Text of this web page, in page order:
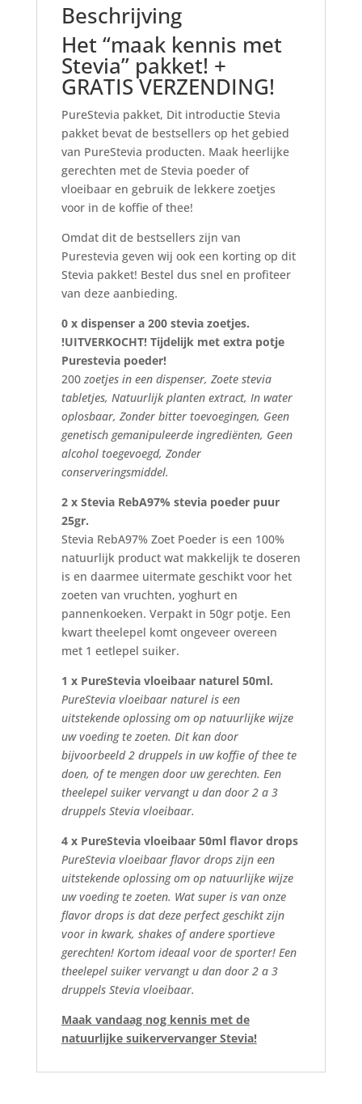
Beschrijving
Het “maak kennis met
Stevia” pakket! +
GRATIS VERZENDING!
PureStevia pakket, Dit introductie Stevia
pakket bevat de bestsellers op het gebied
van PureStevia producten. Maak heerlijke
gerechten met de Stevia poeder of
vloeibaar en gebruik de lekkere zoetjes
voor in de koffie of thee!
Omdat dit de bestsellers zijn van
Purestevia geven wij ook een korting op dit
Stevia pakket! Bestel dus snel en profiteer
van deze aanbieding.
0 x dispenser a 200 stevia zoetjes.
!UITVERKOCHT! Tijdelijk met extra potje
Purestevia poeder!
200 zoetjes in een dispenser, Zoete stevia
tabletjes, Natuurlijk planten extract, In water
oplosbaar, Zonder bitter toevoegingen, Geen
genetisch gemanipuleerde ingrediënten, Geen
alcohol toegevoegd, Zonder
conserveringsmiddel.
2 x Stevia RebA97% stevia poeder puur
25gr.
Stevia RebA97% Zoet Poeder is een 100%
natuurlijk product wat makkelijk te doseren
is en daarmee uitermate geschikt voor het
zoeten van vruchten, yoghurt en
pannenkoeken. Verpakt in 50gr potje. Een
kwart theelepel komt ongeveer overeen
met 1 eetlepel suiker.
1 x PureStevia vloeibaar naturel 50ml.
PureStevia vloeibaar naturel is een
uitstekende oplossing om op natuurlijke wijze
uw voeding te zoeten. Dit kan door
bijvoorbeeld 2 druppels in uw koffie of thee te
doen, of te mengen door uw gerechten. Een
theelepel suiker vervangt u dan door 2 a 3
druppels Stevia vloeibaar.
4 x PureStevia vloeibaar 50ml flavor drops
PureStevia vloeibaar flavor drops zijn een
uitstekende oplossing om op natuurlijke wijze
uw voeding te zoeten. Wat super is van onze
flavor drops is dat deze perfect geschikt zijn
voor in kwark, shakes of andere sportieve
gerechten! Kortom ideaal voor de sporter! Een
theelepel suiker vervangt u dan door 2 a 3
druppels Stevia vloeibaar.
Maak vandaag nog kennis met de
natuurlijke suikervervanger Stevia!